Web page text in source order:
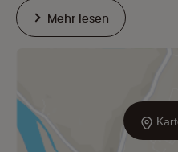
Mehr lesen